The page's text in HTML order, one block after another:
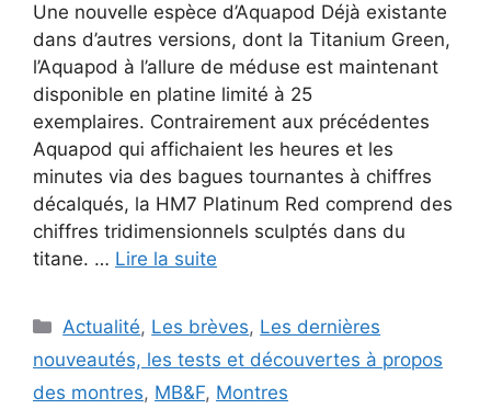
Une nouvelle espèce d’Aquapod Déjà existante
dans d’autres versions, dont la Titanium Green,
l’Aquapod à l’allure de méduse est maintenant
disponible en platine limité à 25
exemplaires. Contrairement aux précédentes
Aquapod qui affichaient les heures et les
minutes via des bagues tournantes à chiffres
décalqués, la HM7 Platinum Red comprend des
chiffres tridimensionnels sculptés dans du
titane. … Lire la suite
Catégories
Actualité, Les brèves, Les dernières
nouveautés, les tests et découvertes à propos
des montres, MB&F, Montres